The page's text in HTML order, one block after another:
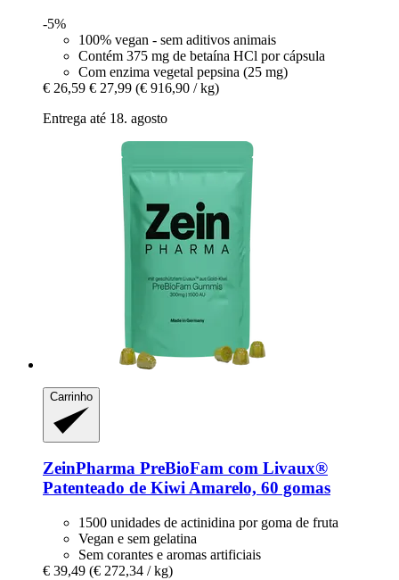
-5%
100% vegan - sem aditivos animais
Contém 375 mg de betaína HCl por cápsula
Com enzima vegetal pepsina (25 mg)
€ 26,59 € 27,99 (€ 916,90 / kg)
Entrega até 18. agosto
Carrinho
ZeinPharma PreBioFam com Livaux®
Patenteado de Kiwi Amarelo, 60 gomas
1500 unidades de actinidina por goma de fruta
Vegan e sem gelatina
Sem corantes e aromas artificiais
€ 39,49 (€ 272,34 / kg)